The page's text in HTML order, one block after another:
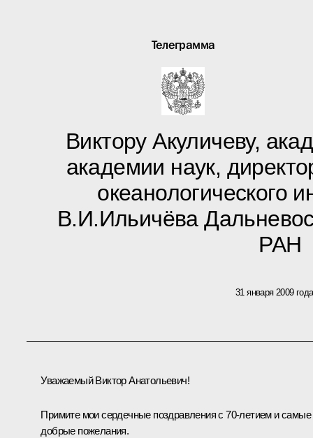
Телеграмма
Виктору Акуличеву,
академии наук,
океанологического
В.И.Ильичёва
РАН
31 января 2009 года
Уважаемый Виктор Анатольевич!
Примите мои сердечные поздравления с 70-летием и самые
добрые пожелания.